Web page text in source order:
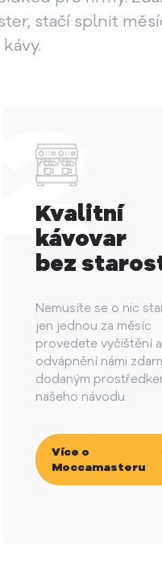
stačí splnit
Kvalitní
kávovar
bez
Nemusíte se o nic
jen jednou za měsíc
provedete vyčištění a
odvápnění námi
dodaným
našeho návodu.
Více o
Moccamasteru